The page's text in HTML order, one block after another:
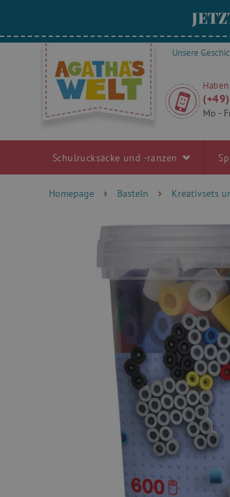
Unsere
Mo -
Schulrucksäcke und -ranzen
Homepage Basteln Kreativsets